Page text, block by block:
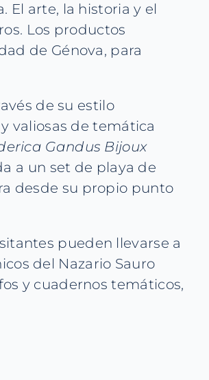
El arte, la historia y el
Los productos
de Génova, para
de su estilo
valiosas de temática
Gandus Bijoux
a un set de playa de
desde su propio punto
pueden llevarse a
del Nazario Sauro
y cuadernos temáticos,